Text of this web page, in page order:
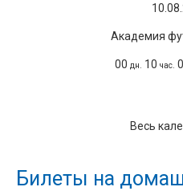
Академия
00 дн. 10 час.
Весь
Билеты на